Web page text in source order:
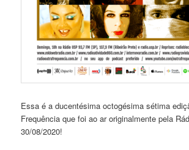
Essa é a ducentésima octogésima sétima
Frequência que foi ao ar originalmente pela
30/08/2020!